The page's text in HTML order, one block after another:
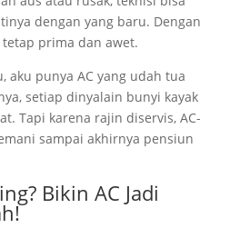
dengan yang baru. Dengan
prima dan awet.
aku punya AC yang udah tua
setiap dinyalain bunyi kayak
Tapi karena rajin diservis, AC-
sampai akhirnya pensiun
Bikin AC Jadi